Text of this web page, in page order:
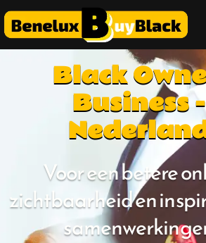
Black owned business
Black
Business -
Voor een betere
zichtbaarheid en